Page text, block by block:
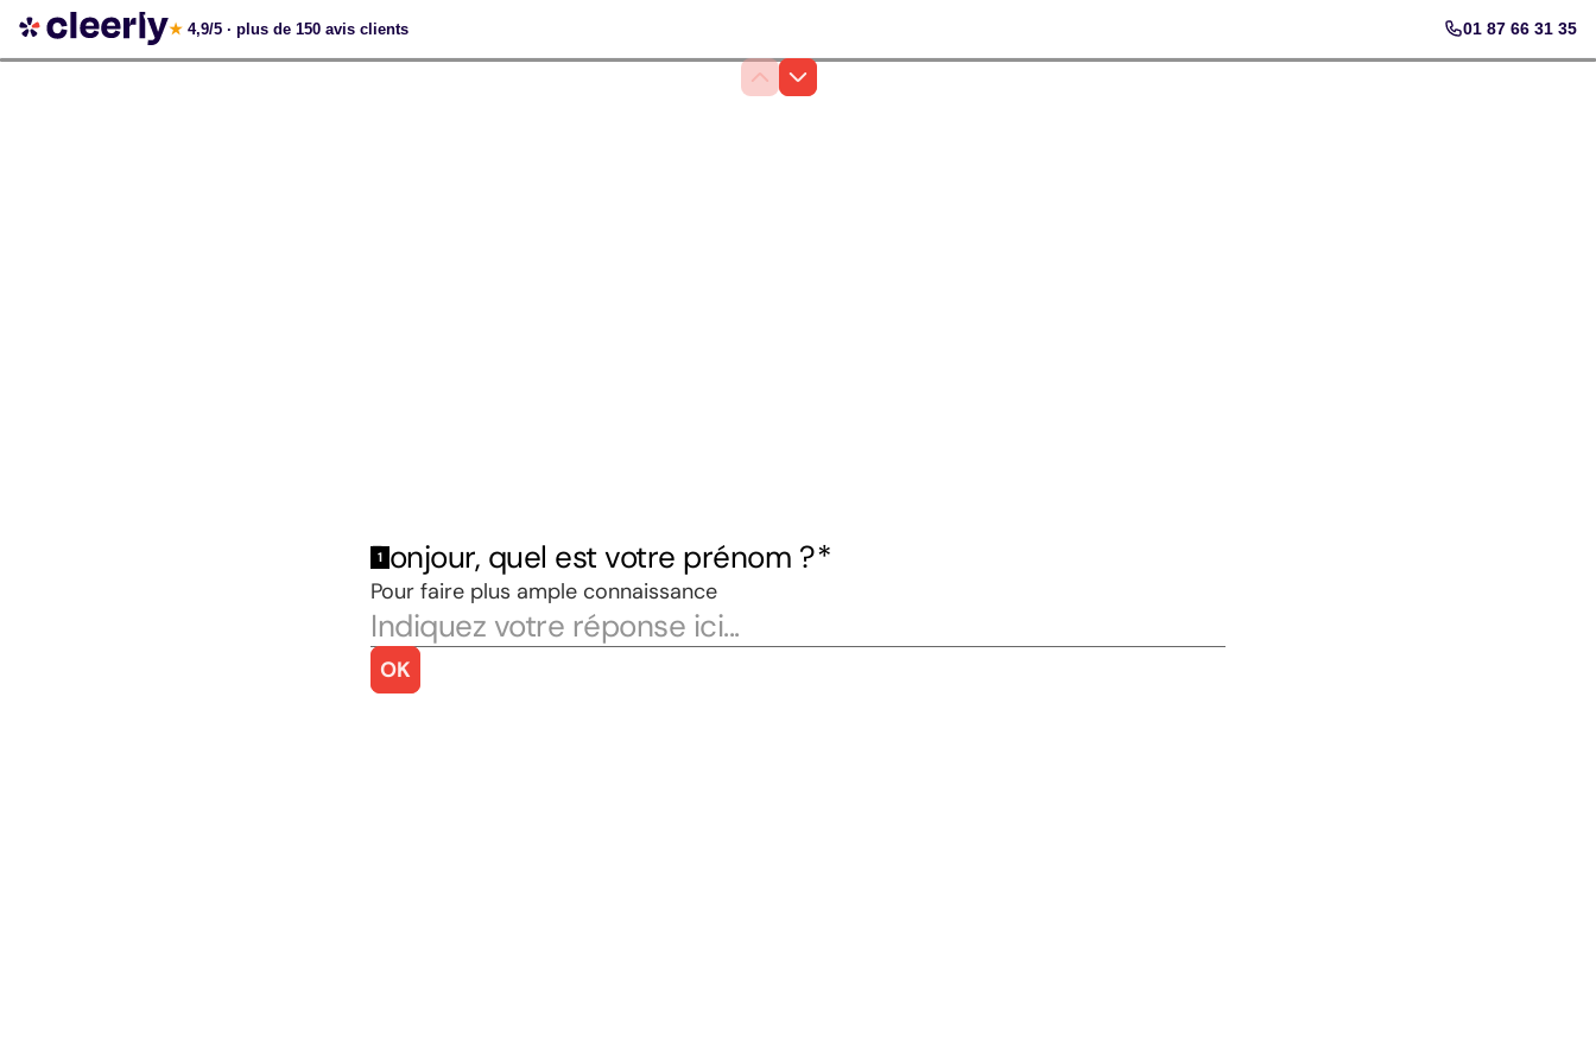
Votre simulation gratuite et personnalisée
★ 4,9/5 · plus de 150 avis clients 01 87 66 31 35